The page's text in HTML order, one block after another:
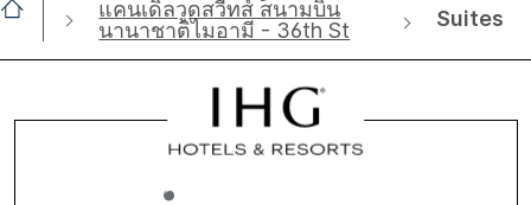
แคนเดิลวูดสวีทส์ สนามบิน
นานาชาติไมอามี - 36th St
Suites